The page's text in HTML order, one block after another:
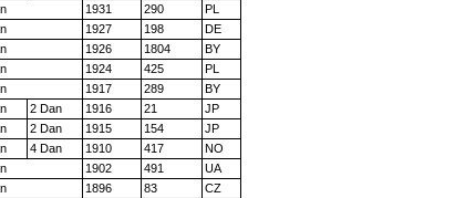
1931 290
PL
1927 198
DE
1926 1804
BY
1924 425
PL
1917 289
BY
2 Dan 1916 21
JP
2 Dan 1915 154
JP
4 Dan 1910 417
NO
1902 491
UA
1896 83
CZ